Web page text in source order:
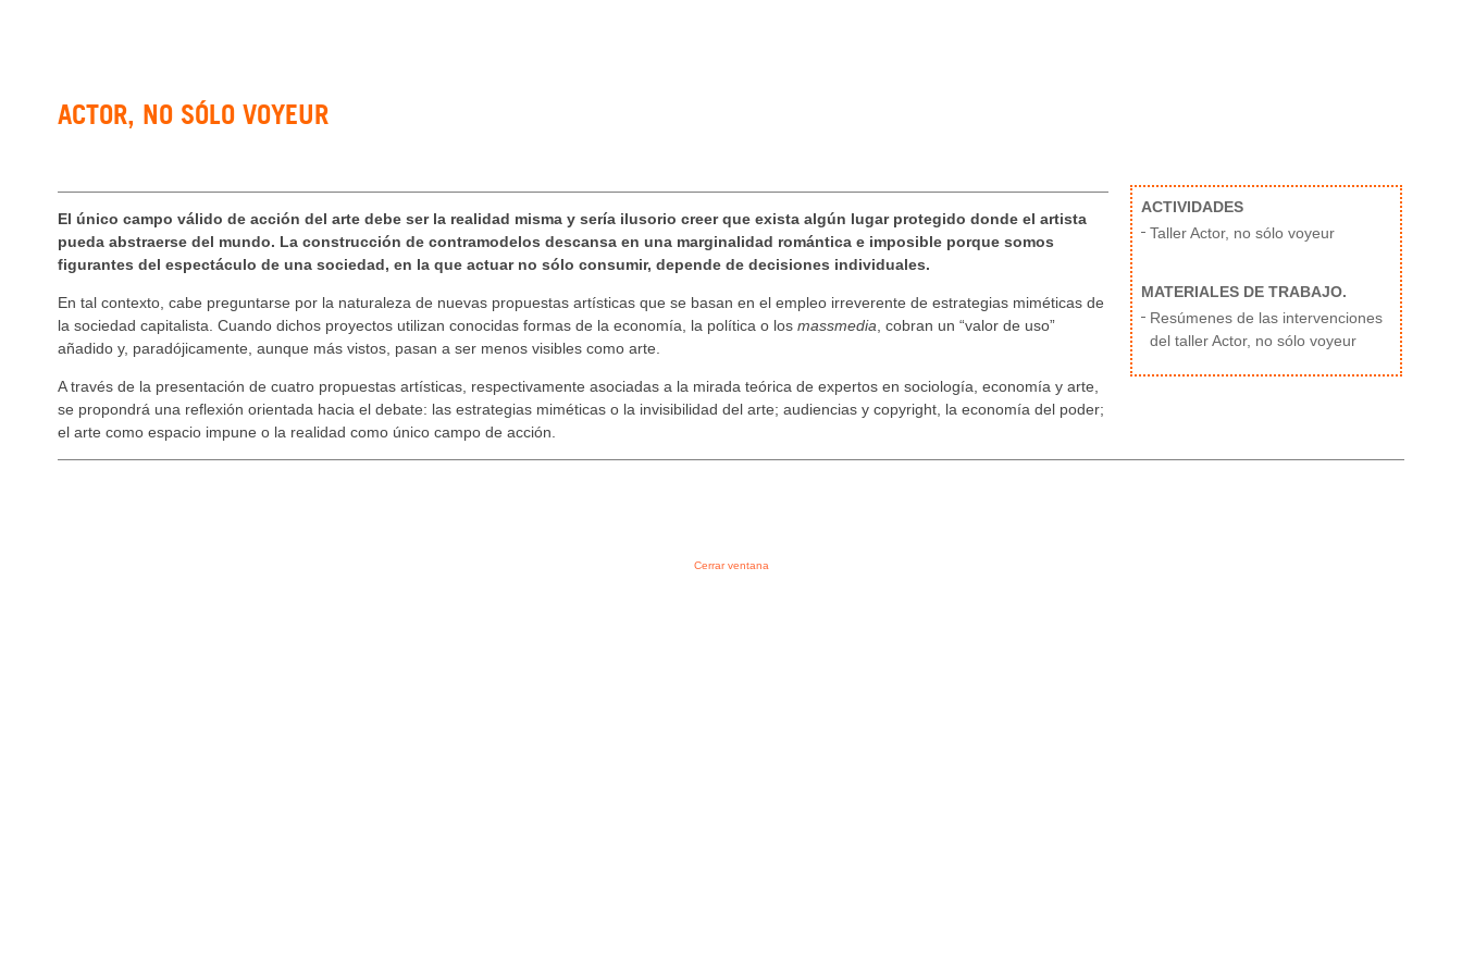
ACTOR, NO SÓLO VOYEUR
ACTIVIDADES
Taller Actor, no sólo voyeur
MATERIALES DE TRABAJO.
Resúmenes de las intervenciones
del taller Actor, no sólo voyeur
El único campo válido de acción del arte debe ser la realidad misma y sería ilusorio creer que exista algún lugar protegido donde el artista
pueda abstraerse del mundo. La construcción de contramodelos descansa en una marginalidad romántica e imposible porque somos
figurantes del espectáculo de una sociedad, en la que actuar no sólo consumir, depende de decisiones individuales.
En tal contexto, cabe preguntarse por la naturaleza de nuevas propuestas artísticas que se basan en el empleo irreverente de estrategias miméticas de
la sociedad capitalista. Cuando dichos proyectos utilizan conocidas formas de la economía, la política o los massmedia , cobran un “valor de uso”
añadido y, paradójicamente, aunque más vistos, pasan a ser menos visibles como arte.
A través de la presentación de cuatro propuestas artísticas, respectivamente asociadas a la mirada teórica de expertos en sociología, economía y arte,
se propondrá una reflexión orientada hacia el debate: las estrategias miméticas o la invisibilidad del arte; audiencias y copyright, la economía del poder;
el arte como espacio impune o la realidad como único campo de acción.
Cerrar ventana